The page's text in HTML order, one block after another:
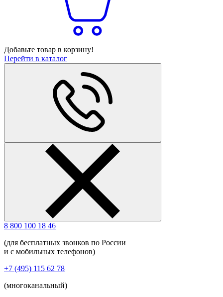
Добавьте товар в корзину!
Перейти в каталог
8 800 100 18 46
(для бесплатных звонков по России
и с мобильных телефонов)
+7 (495) 115 62 78
(многоканальный)